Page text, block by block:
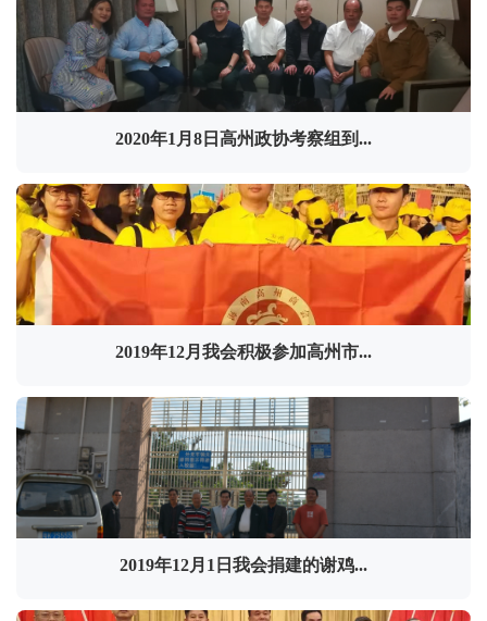
2020年1月8日高州政协考察组到...
2019年12月我会积极参加高州市...
2019年12月1日我会捐建的谢鸡...